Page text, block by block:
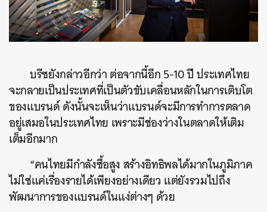
บรีซยังกล่าวอีกว่า ต่อจากนี้อีก 5-10 ปี ประเทศไทย
จะกลายเป็นประเทศที่เป็นตัวขับเคลื่อนหลักในการเติบโต
ของแบรนด์ ดังนั้นจะเห็นว่าแบรนด์จะมีการทำการตลาด
อยู่เสมอในประเทศไทย เพราะมีช่องว่างในตลาดให้เติม
เต็มอีกมาก
“คนไทยมีกำลังซื้อสูง สร้างอิทธิพลได้มากในภูมิภาค
ไม่ใช่แค่เรื่องรายได้เพียงอย่างเดียว แต่ยังรวมไปถึง
พัฒนาการของแบรนด์ในแง่ต่างๆ ด้วย
ค้นหา
SHARE TWEET LINE EMAIL